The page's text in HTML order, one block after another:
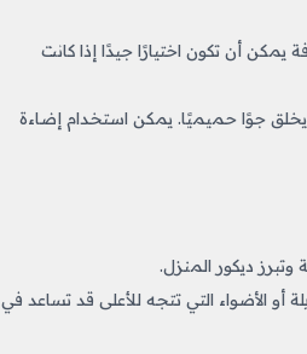
يمكن أن تكون اختيارًا جيدًا إذا كانت
جوًا حميميًا. يمكن استخدام إضاءة
ديكور المنزل.
أو الأضواء التي تتجه للأعلى قد تساعد في